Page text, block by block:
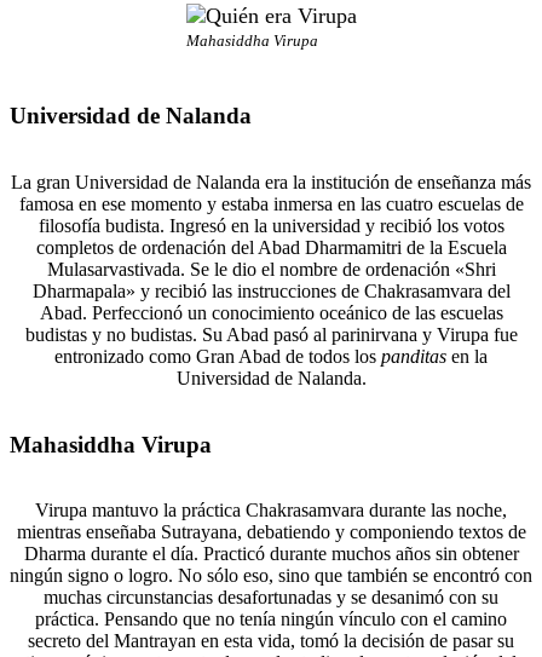
Mahasiddha Virupa
Universidad de Nalanda
La gran Universidad de Nalanda era la institución de enseñanza más
famosa en ese momento y estaba inmersa en las cuatro escuelas de
filosofía budista. Ingresó en la universidad y recibió los votos
completos de ordenación del Abad Dharmamitri de la Escuela
Mulasarvastivada. Se le dio el nombre de ordenación «Shri
Dharmapala» y recibió las instrucciones de Chakrasamvara del
Abad. Perfeccionó un conocimiento oceánico de las escuelas
budistas y no budistas. Su Abad pasó al parinirvana y Virupa fue
entronizado como Gran Abad de todos los panditas en la
Universidad de Nalanda.
Mahasiddha Virupa
Virupa mantuvo la práctica Chakrasamvara durante las noche,
mientras enseñaba Sutrayana, debatiendo y componiendo textos de
Dharma durante el día. Practicó durante muchos años sin obtener
ningún signo o logro. No sólo eso, sino que también se encontró con
muchas circunstancias desafortunadas y se desanimó con su
práctica. Pensando que no tenía ningún vínculo con el camino
secreto del Mantrayan en esta vida, tomó la decisión de pasar su